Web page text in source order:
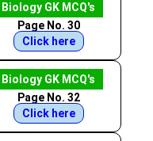
Biology GK MCQ's
Page No. 30
Click here
Biology GK MCQ's
Page No. 32
Click here